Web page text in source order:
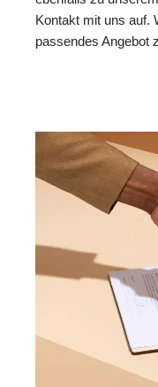
Kontakt mit uns auf.
passendes Angebot